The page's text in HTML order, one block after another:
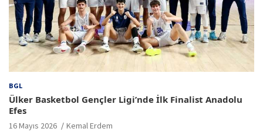
BGL
Ülker Basketbol Gençler Ligi’nde İlk Finalist Anadolu
Efes
16 Mayıs 2026 Kemal Erdem